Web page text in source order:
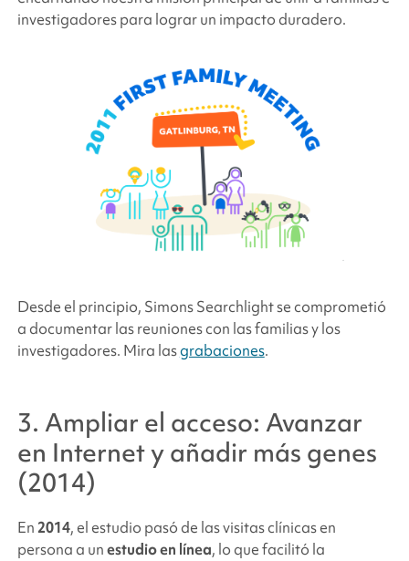
investigadores para lograr un impacto duradero.
Desde el principio, Simons Searchlightse comprometió
a documentar las reuniones con las familias y los
investigadores. Mira lasgrabaciones.
3. Ampliar el acceso: Avanzar
en Internet y añadir más genes
(2014)
En2014, el estudio pasó de las visitas clínicas en
persona a unestudio en línea, lo que facilitó la